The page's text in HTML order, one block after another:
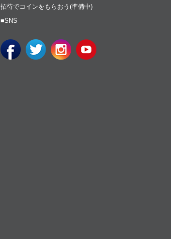
招待でコインをもらおう(準備中)
■SNS